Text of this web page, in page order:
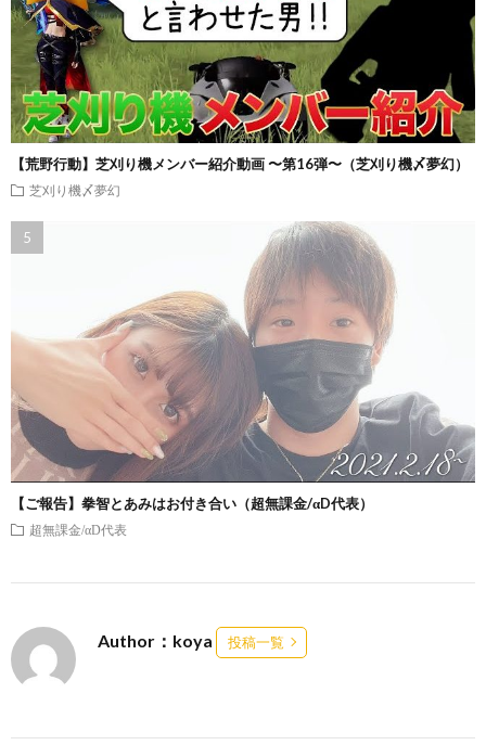
【荒野行動】芝刈り機メンバー紹介動画 〜第16弾〜（芝刈り機〆夢幻）
芝刈り機〆夢幻
【ご報告】拳智とあみはお付き合い（超無課金/αD代表）
超無課金/αD代表
Author：koya 投稿一覧